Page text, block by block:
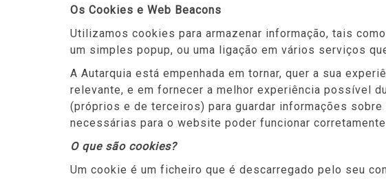
Os Cookies e Web Beacons
Utilizamos cookies para armazenar informação, tais
um simples popup, ou uma ligação em vários serviços
A Autarquia está empenhada em tornar, quer a sua
relevante, e em fornecer a melhor experiência possível
(próprios e de terceiros) para guardar informações
necessárias para o website poder funcionar
O que são cookies?
Um cookie é um ficheiro que é descarregado pelo seu